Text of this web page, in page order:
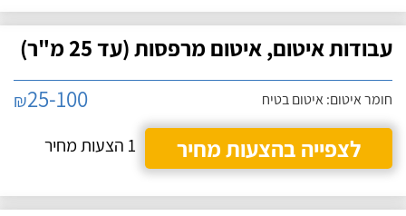
עבודות איטום, איטום מרפסות (עד 25 מ"ר)
חומר איטום: איטום בטיח ₪25-100
לצפייה בהצעות מחיר
1 הצעות מחיר